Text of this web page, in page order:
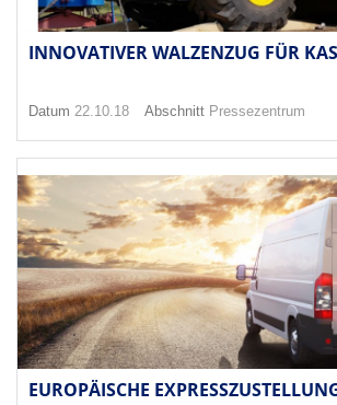
INNOVATIVER WALZENZUG FÜR
Datum 22.10.18 Abschnitt Pressezentrum
EUROPÄISCHE